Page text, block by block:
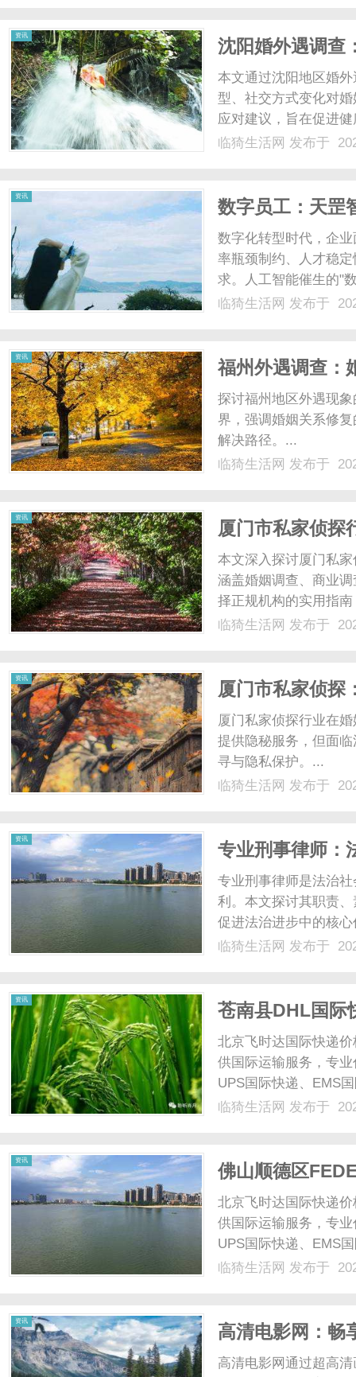
资讯
沈阳婚外遇调查
本文通过沈阳地区婚
型、社交方式变化对
应对建议，旨在促进
临猗生活网 发布于
资讯
数字员工：天罡
数字化转型时代，企
率瓶颈制约、人才稳
求。人工智能催生的"
算的数字员工解决方
临猗生活网 发布于
资讯
福州外遇调查：
探讨福州地区外遇现
界，强调婚姻关系修
解决路径。...
临猗生活网 发布于
资讯
厦门市私家侦探
指南
本文深入探讨厦门私
涵盖婚姻调查、商业
择正规机构的实用指
临猗生活网 发布于
资讯
厦门市私家侦探
厦门私家侦探行业在
提供隐秘服务，但面
寻与隐私保护。...
临猗生活网 发布于
资讯
专业刑事律师：
专业刑事律师是法治
利。本文探讨其职责
促进法治进步中的核
临猗生活网 发布于
资讯
苍南县DHL国际
北京飞时达国际快递
供国际运输服务，专
UPS国际快递、EMS
业务。苍南县快递环
临猗生活网 发布于
资讯
佛山顺德区
电话 电商企业
北京飞时达国际快递
供国际运输服务，专
UPS国际快递、EMS
业务。顺德区作为广
临猗生活网 发布于
资讯
高清电影网：畅
高清电影网通过超高